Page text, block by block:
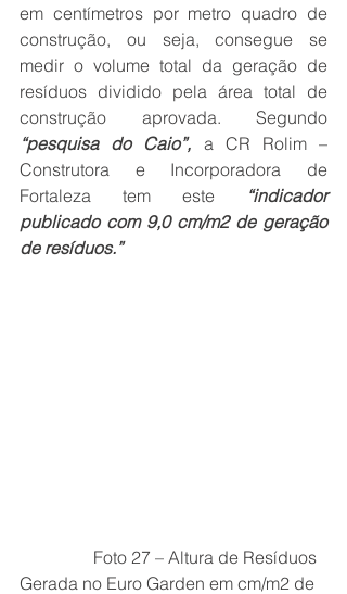
em centímetros por metro quadro de
construção, ou seja, consegue se
medir o volume total da geração de
resíduos dividido pela área total de
“pesquisa do Caio”, a CR Rolim –
Construtora e Incorporadora de
Fortaleza tem este
“indicador
publicado com 9,0 cm/m2 de geração
de resíduos.”
Gerada no Euro Garden em cm/m2 de